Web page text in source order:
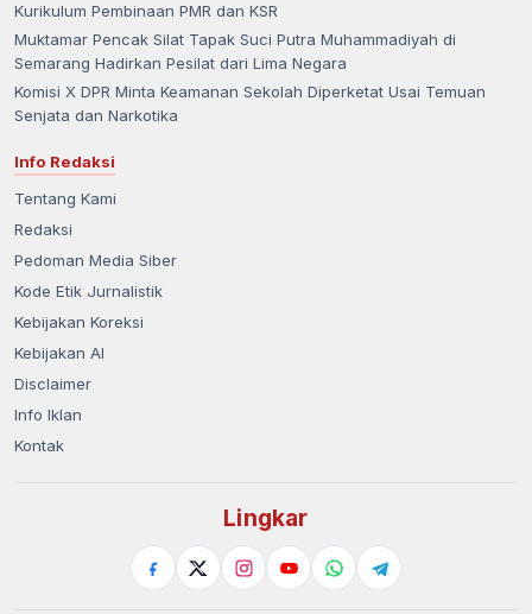
Kurikulum Pembinaan PMR dan KSR
Muktamar Pencak Silat Tapak Suci Putra Muhammadiyah di
Semarang Hadirkan Pesilat dari Lima Negara
Komisi X DPR Minta Keamanan Sekolah Diperketat Usai Temuan
Senjata dan Narkotika
Info Redaksi
Tentang Kami
Redaksi
Pedoman Media Siber
Kode Etik Jurnalistik
Kebijakan Koreksi
Kebijakan AI
Disclaimer
Info Iklan
Kontak
Lingkar